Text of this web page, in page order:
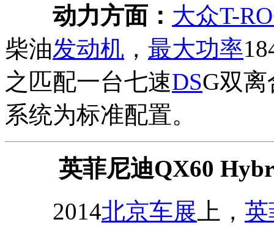
动力方面： 大众T-
柴油发动机 ， 最大功率
之匹配一台七速DSG双离
系统为标准配置。
英菲尼迪QX60
2014北京车展 上， 英